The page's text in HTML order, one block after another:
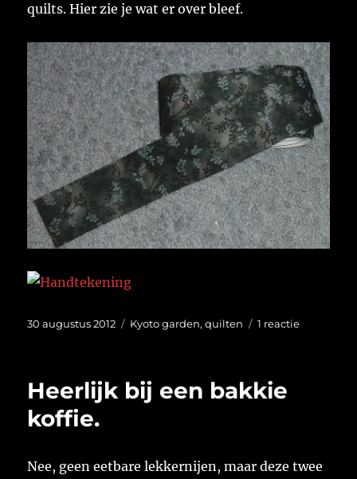
quilts. Hier zie je wat er over bleef.
Geplaatst
30 augustus 2012 Categorieën
Kyoto garden,quilten 1 reactieop
Heerlijk bij een bakkie
koffie.
Nee, geen eetbare lekkernijen, maar deze twee